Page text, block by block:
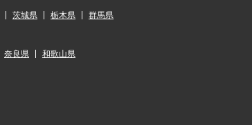
茨城県 栃木県 群馬県
奈良県 和歌山県